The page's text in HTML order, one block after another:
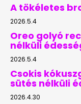
A tökéletes
2026.5.4
Oreo golyó
nélküli
2026.5.4
Csokis
sütés nélküli
2026.4.30